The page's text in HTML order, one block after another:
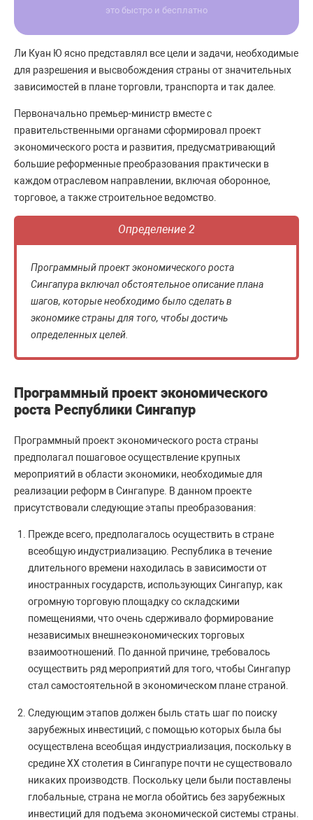
это быстро и бесплатно
Ли Куан Ю ясно представлял все цели и задачи, необходимые
для разрешения и высвобождения страны от значительных
зависимостей в плане торговли, транспорта и так далее.
Первоначально премьер-министр вместе с
правительственными органами сформировал проект
экономического роста и развития, предусматривающий
большие реформенные преобразования практически в
каждом отраслевом направлении, включая оборонное,
торговое, а также строительное ведомство.
Определение 2
Программный проект экономического роста
Сингапура включал обстоятельное описание плана
шагов, которые необходимо было сделать в
экономике страны для того, чтобы достичь
определенных целей.
Программный проект экономического
роста Республики Сингапур
Программный проект экономического роста страны
предполагал пошаговое осуществление крупных
мероприятий в области экономики, необходимые для
реализации реформ в Сингапуре. В данном проекте
присутствовали следующие этапы преобразования:
Прежде всего, предполагалось осуществить в стране
всеобщую индустриализацию. Республика в течение
длительного времени находилась в зависимости от
иностранных государств, использующих Сингапур, как
огромную торговую площадку со складскими
помещениями, что очень сдерживало формирование
независимых внешнеэкономических торговых
взаимоотношений. По данной причине, требовалось
осуществить ряд мероприятий для того, чтобы Сингапур
стал самостоятельной в экономическом плане страной.
Следующим этапов должен быль стать шаг по поиску
зарубежных инвестиций, с помощью которых была бы
осуществлена всеобщая индустриализация, поскольку в
средине XX столетия в Сингапуре почти не существовало
никаких производств. Поскольку цели были поставлены
глобальные, страна не могла обойтись без зарубежных
инвестиций для подъема экономической системы страны.